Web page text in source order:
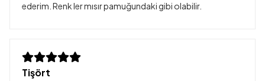
ederim. Renk ler mısır pamuğundaki gibi olabilir.
Tişört